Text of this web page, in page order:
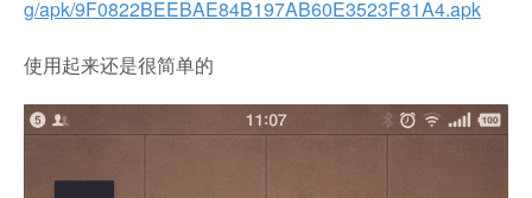
g/apk/9F0822BEEBAE84B197AB60E3523F81A4.apk
使用起来还是很简单的